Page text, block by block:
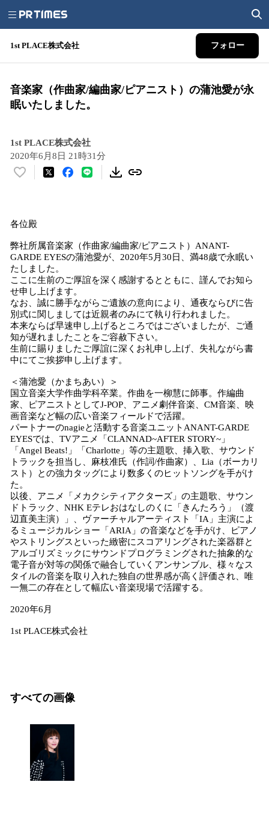
1st PLACE株式会社 フォロー
音楽家（作曲家/編曲家/ピアニスト）の蒲池愛が永
眠いたしました。
1st PLACE株式会社
2020年6月8日 21時31分
い
数
を
読
み
込
み
中
で
す
各位殿
弊社所属音楽家（作曲家/編曲家/ピアニスト）ANANT-
GARDE EYESの蒲池愛が、2020年5月30日、満48歳で永眠い
たしました。
ここに生前のご厚誼を深く感謝するとともに、謹んでお知ら
せ申し上げます。
なお、誠に勝手ながらご遺族の意向により、通夜ならびに告
別式に関しましては近親者のみにて執り行われました。
本来ならば早速申し上げるところではございましたが、ご通
知が遅れましたことをご容赦下さい。
生前に賜りましたご厚誼に深くお礼申し上げ、失礼ながら書
中にてご挨拶申し上げます。
＜蒲池愛（かまちあい）＞
国立音楽大学作曲学科卒業。作曲を一柳慧に師事。作編曲
家、ピアニストとしてJ-POP、アニメ劇伴音楽、CM音楽、映
画音楽など幅の広い音楽フィールドで活躍。
パートナーのnagieと活動する音楽ユニットANANT-GARDE
EYESでは、TVアニメ「CLANNAD~AFTER STORY~」
「Angel Beats!」「Charlotte」等の主題歌、挿入歌、サウンド
トラックを担当し、麻枝准氏（作詞/作曲家）、Lia（ボーカリ
スト）との強力タッグにより数多くのヒットソングを手がけ
た。
以後、アニメ「メカクシティアクターズ」の主題歌、サウン
ドトラック、NHK Eテレおはなしのくに「きんたろう」（渡
辺直美主演）」、ヴァーチャルアーティスト「IA」主演によ
るミュージカルショー「ARIA」の音楽などを手がけ、ピアノ
やストリングスといった緻密にスコアリングされた楽器群と
アルゴリズミックにサウンドプログラミングされた抽象的な
電子音が対等の関係で融合していくアンサンブル、様々なス
タイルの音楽を取り入れた独自の世界感が高く評価され、唯
一無二の存在として幅広い音楽現場で活躍する。
2020年6月
1st PLACE株式会社
すべての画像